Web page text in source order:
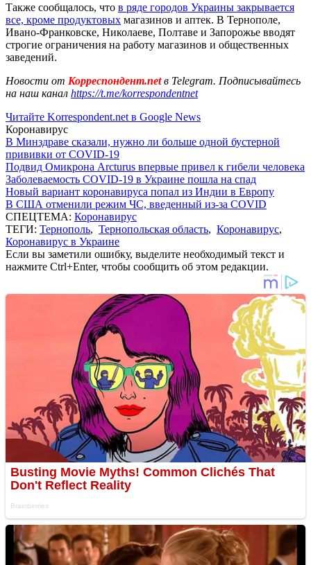
Также сообщалось, что в ряде городов Украины закрывается
все, кроме продуктовых магазинов и аптек. В Тернополе,
Ивано-Франковске, Николаеве, Полтаве и Запорожье вводят
строгие ограничения на работу магазинов и общественных
заведений.
Новости от Корреспондент.netв Telegram. Подписывайтесь
на наш канал https://t.me/korrespondentnet
Читайте Korrespondent.net в Google News
Коронавирус
В Минздраве сказали, нужно ли больше одной бустерной
прививки от COVID-19
Подвид Омикрона Arcturus впервые привел к гибели человека
Заболеваемость COVID-19 в Украине пошла на спад
Новый вариант коронавируса попал из Индии в Европу
В США отменили режим ЧС, введенный из-за COVID
СПЕЦТЕМА: Коронавирус
ТЕГИ: Тернополь, Тернопольская область, Коронавирус,
Коронавирус в Украине
Если вы заметили ошибку, выделите необходимый текст и
нажмите Ctrl+Enter, чтобы сообщить об этом редакции.